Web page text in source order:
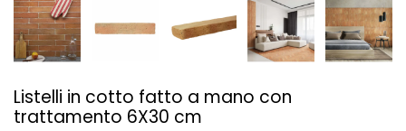
Listelli in cotto fatto a mano con
trattamento 6X30 cm